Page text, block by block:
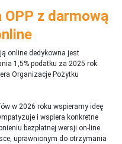
z darmową
online dedykowna jest
1,5% podatku za 2025 rok.
Organizacje Pożytku
w 2026 roku wspieramy ideę
i wspiera konkretne
bezpłatnej wersji on-line
uprawnionym do otrzymania